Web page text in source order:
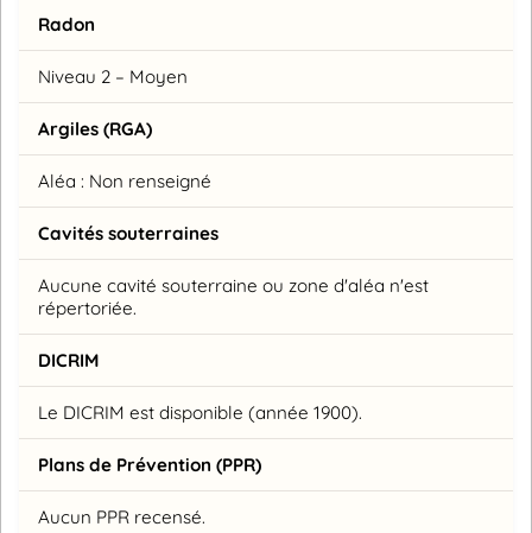
Radon
Niveau 2 – Moyen
Argiles (RGA)
Aléa : Non renseigné
Cavités souterraines
Aucune cavité souterraine ou zone d'aléa n'est
répertoriée.
DICRIM
Le DICRIM est disponible (année 1900).
Plans de Prévention (PPR)
Aucun PPR recensé.